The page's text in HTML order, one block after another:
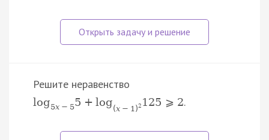
Решите неравенство
log5x − 55 + log
(x − 1)2 125 ⩾ 2.